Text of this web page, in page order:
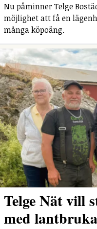
Nu påminner Telge
möjlighet att få en
många köpoäng.
Telge Nät vill
med